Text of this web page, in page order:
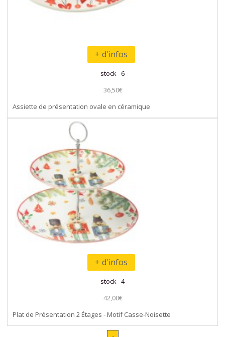
+ d'infos
stock 6
36,50€
Assiette de présentation ovale en céramique
+ d'infos
stock 4
42,00€
Plat de Présentation 2 Étages - Motif Casse-Noisette